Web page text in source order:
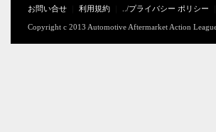
お問い合せ
利用規約 ../プライバシー ポリシー
Copyright c 2013 Automotive Aftermarket Action